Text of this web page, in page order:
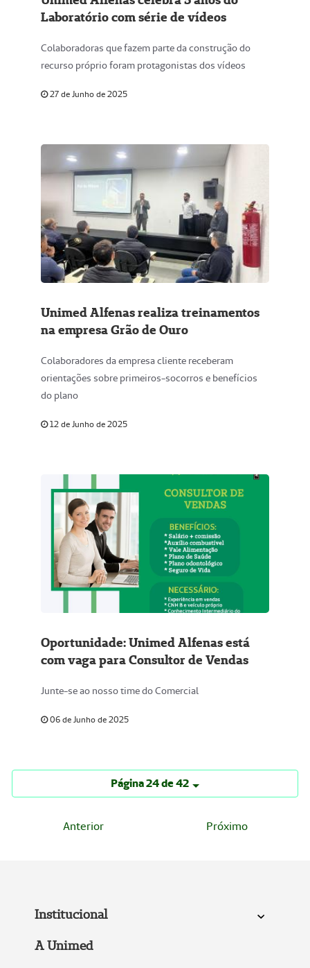
Laboratório com série de vídeos
Colaboradoras que fazem parte da construção do
recurso próprio foram protagonistas dos vídeos
27 de Junho de 2025
Unimed Alfenas realiza treinamentos
na empresa Grão de Ouro
Colaboradores da empresa cliente receberam
orientações sobre primeiros-socorros e benefícios
do plano
12 de Junho de 2025
Oportunidade: Unimed Alfenas está
com vaga para Consultor de Vendas
Junte-se ao nosso time do Comercial
06 de Junho de 2025
Página 24 de 42
Anterior Próximo
Institucional
A Unimed